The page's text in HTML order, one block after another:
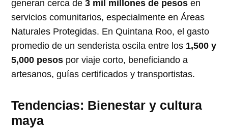
generan cerca de3 mil millones de pesos en
servicios comunitarios, especialmente en Áreas
Naturales Protegidas. En Quintana Roo, el gasto
promedio de un senderista oscila entre los 1,500 y
5,000 pesos por viaje corto, beneficiando a
artesanos, guías certificados y transportistas.
Tendencias: Bienestar y cultura
maya